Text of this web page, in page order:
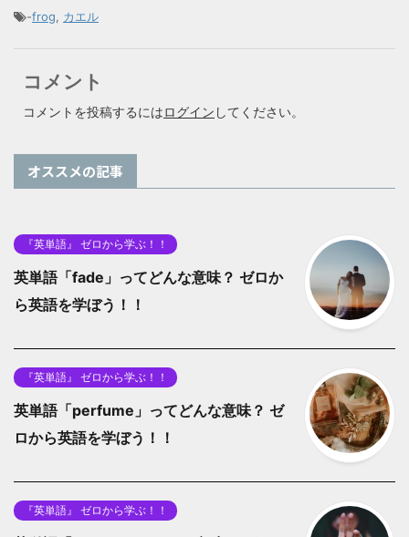
-frog, カエル
コメント
コメントを投稿するにはログイン してください。
オススメの記事
『英単語』 ゼロから学ぶ！！
英単語「fade」ってどんな意味？ ゼロか
ら英語を学ぼう！！
『英単語』 ゼロから学ぶ！！
英単語「perfume」ってどんな意味？ ゼ
ロから英語を学ぼう！！
『英単語』 ゼロから学ぶ！！